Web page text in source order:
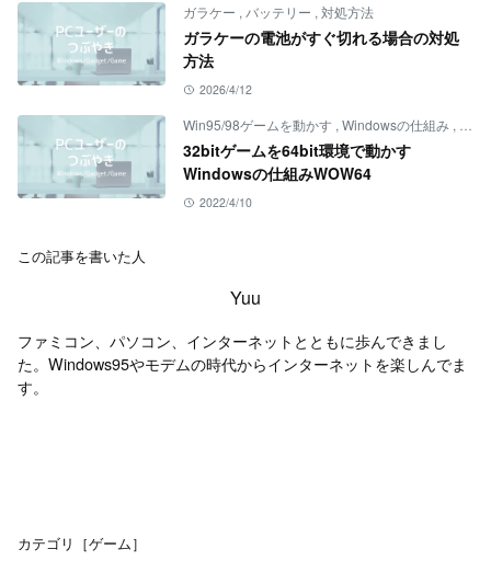
ガラケー , バッテリー , 対処方法
ガラケーの電池がすぐ切れる場合の対処
方法
2026/4/12
Win95/98ゲームを動かす , Windowsの仕組み ,
32bitゲームを64bit環境で動かす
Windowsの仕組みWOW64
2022/4/10
この記事を書いた人
Yuu
ファミコン、パソコン、インターネットとともに歩んできまし
た。Windows95やモデムの時代からインターネットを楽しんでま
す。
カテゴリ［ゲーム］